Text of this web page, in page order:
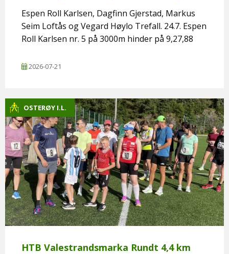
Espen Roll Karlsen, Dagfinn Gjerstad, Markus
Seim Loftås og Vegard Høylo Trefall. 24.7. Espen
Roll Karlsen nr. 5 på 3000m hinder på 9,27,88
2026-07-21
OSTERØY I.L.
HTB Valestrandsmarka Rundt 4,4 km